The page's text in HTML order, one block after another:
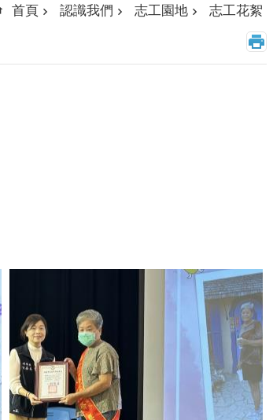
首頁 認識我們 志工園地 志工花絮